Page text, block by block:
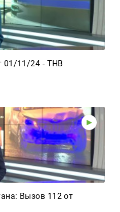
01/11/24 - ТНВ
Вызов 112 от